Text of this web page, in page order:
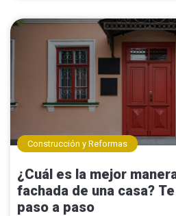
Construcción y Reformas
¿Cuál es la mejor
fachada de una casa?
paso a paso